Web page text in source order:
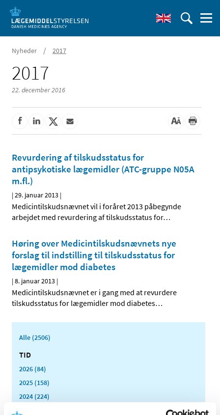
Nyheder / 2017
2017
22. december 2016
Revurdering af tilskudsstatus for
antipsykotiske lægemidler (ATC-gruppe N05A
m.fl.)
|29. januar 2013 |
Medicintilskudsnævnet vil i foråret 2013 påbegynde
arbejdet med revurdering af tilskudsstatus for…
Høring over Medicintilskuds­nævnets nye
forslag til indstilling til tilskudsstatus for
lægemidler mod diabetes
|8. januar 2013 |
Medicintilskudsnævnet er i gang med at revurdere
tilskudsstatus for lægemidler mod diabetes…
Alle (2506)
TID
2026 (84)
2025 (158)
2024 (224)